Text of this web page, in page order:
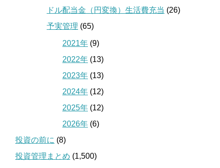
ドル配当金（円変換）生活費充当 (26)
予実管理 (65)
2021年 (9)
2022年 (13)
2023年 (13)
2024年 (12)
2025年 (12)
2026年 (6)
投資の前に (8)
投資管理まとめ (1,500)